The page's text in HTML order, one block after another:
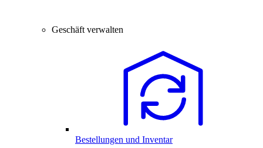
Geschäft verwalten
Bestellungen und Inventar